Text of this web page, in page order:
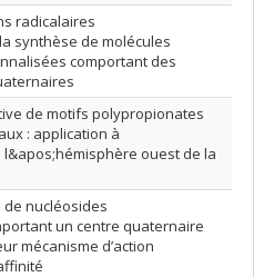
radicalaires
synthèse de molécules
comportant des
de motifs polypropionates
: application à
ouest de la
de nucléosides
un centre quaternaire
mécanisme d’action